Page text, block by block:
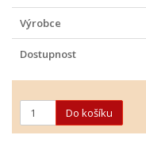
Výrobce
Dostupnost